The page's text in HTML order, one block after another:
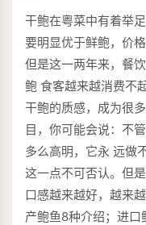
干鲍在粤菜中有着举
要明显优于鲜鲍，价
但是这一两年来，餐
鲍 食客越来越消费不
干鲍的质感，成为很
目，你可能会说：不
多么高明，它永 远做
这一点不可否认。但
口感越来越好，越来
产鲍鱼8种介绍；进口